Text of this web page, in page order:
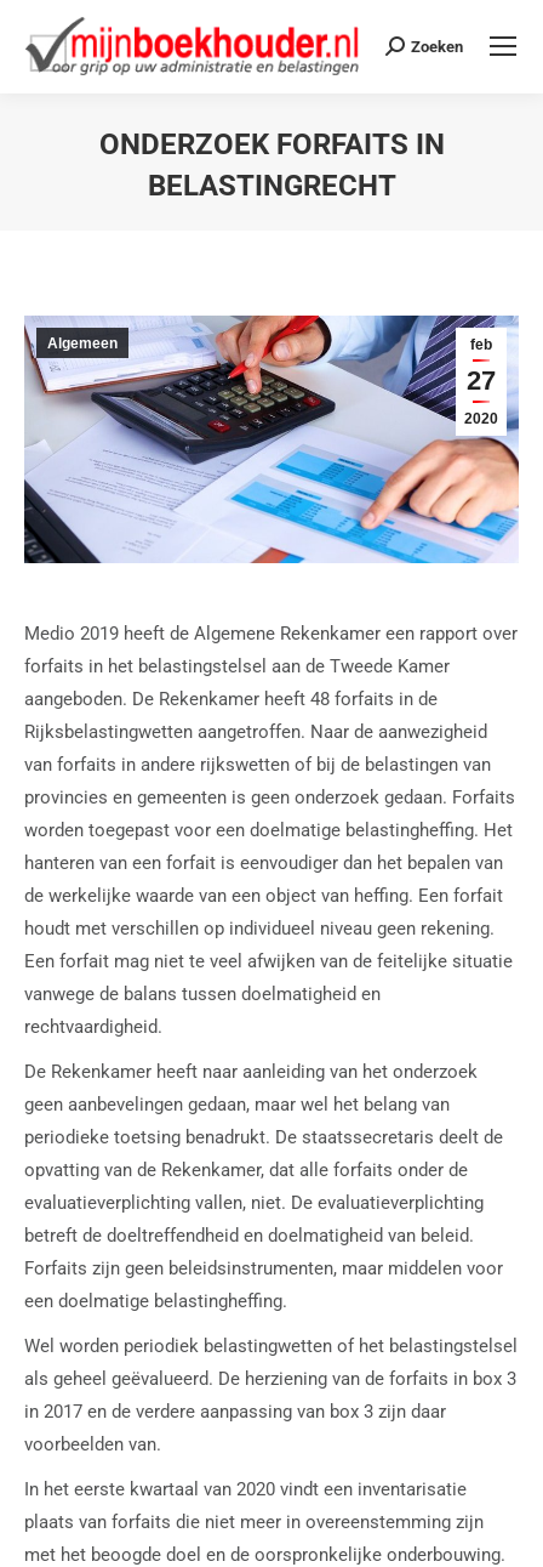
Zoeken
ONDERZOEK FORFAITS IN
BELASTINGRECHT
feb
27
2020
Algemeen
Medio 2019 heeft de Algemene Rekenkamer een rapport over
forfaits in het belastingstelsel aan de Tweede Kamer
aangeboden. De Rekenkamer heeft 48 forfaits in de
Rijksbelastingwetten aangetroffen. Naar de aanwezigheid
van forfaits in andere rijkswetten of bij de belastingen van
provincies en gemeenten is geen onderzoek gedaan. Forfaits
worden toegepast voor een doelmatige belastingheffing. Het
hanteren van een forfait is eenvoudiger dan het bepalen van
de werkelijke waarde van een object van heffing. Een forfait
houdt met verschillen op individueel niveau geen rekening.
Een forfait mag niet te veel afwijken van de feitelijke situatie
vanwege de balans tussen doelmatigheid en
rechtvaardigheid.
De Rekenkamer heeft naar aanleiding van het onderzoek
geen aanbevelingen gedaan, maar wel het belang van
periodieke toetsing benadrukt. De staatssecretaris deelt de
opvatting van de Rekenkamer, dat alle forfaits onder de
evaluatieverplichting vallen, niet. De evaluatieverplichting
betreft de doeltreffendheid en doelmatigheid van beleid.
Forfaits zijn geen beleidsinstrumenten, maar middelen voor
een doelmatige belastingheffing.
Wel worden periodiek belastingwetten of het belastingstelsel
als geheel geëvalueerd. De herziening van de forfaits in box 3
in 2017 en de verdere aanpassing van box 3 zijn daar
voorbeelden van.
In het eerste kwartaal van 2020 vindt een inventarisatie
plaats van forfaits die niet meer in overeenstemming zijn
met het beoogde doel en de oorspronkelijke onderbouwing.